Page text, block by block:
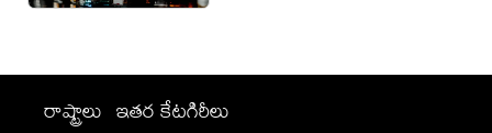
రాష్ట్రాలు ఇతర కేటగిరీలు